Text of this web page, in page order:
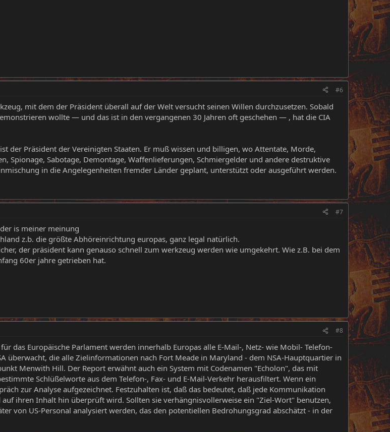
#6
mit dem der Präsident überall auf der Welt versucht seinen Willen durchzusetzen. Sobald
wollte — und das ist in den vergangenen 30 Jahren oft geschehen — , hat die CIA
der Präsident der Vereinigten Staaten. Er muß wissen und billigen, wo Attentate, Morde,
Spionage, Sabotage, Demontage, Waffenlieferungen, Schmiergelder und andere destruktive
in die Angelegenheiten fremder Länder geplant, unterstützt oder ausgeführt werden.
#7
is meiner meinung
z.b. die größte Abhöreinrichtung europas, ganz legal natürlich.
der präsident kann genauso schnell zum werkzeug werden wie umgekehrt. Wie z.B. bei dem
60er jahre getrieben hat.
#8
das Europäische Parlament werden innerhalb Europas alle E-Mail-, Netz- wie Mobil- Telefon-
überwacht, die alle Zielinformationen nach Fort Meade in Maryland - dem NSA-Hauptquartier in
Menwith Hill. Der Report erwähnt auch ein System mit Codenamen "Echolon", das mit
Schlüßelworte aus dem Telefon-, Fax- und E-Mail-Verkehr herausfiltert. Wenn ein
zur Analyse aufgezeichnet. Festzuhalten ist, daß das bedeutet, daß jede Kommunikation
ihren Inhalt hin überprüft wird. Sollten sie verhängnisvollerweise ein "Ziel-Wort" benutzen,
von US-Personal analysiert werden, das den potentiellen Bedrohungsgrad abschätzt - in der